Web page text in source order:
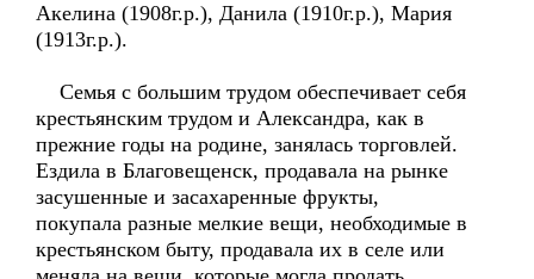
Акелина (1908г.р.), Данила (1910г.р.), Мария
(1913г.р.).
Семья с большим трудом обеспечивает себя
крестьянским трудом и Александра, как в
прежние годы на родине, занялась торговлей.
Ездила в Благовещенск, продавала на рынке
засушенные и засахаренные фрукты,
покупала разные мелкие вещи, необходимые в
крестьянском быту, продавала их в селе или